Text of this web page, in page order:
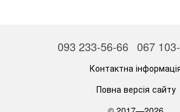
093 233-56-66 067
Контактна
Повна версія сайту